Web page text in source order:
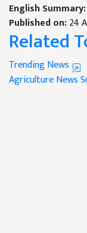
English Summary:
Published on:24
Related
Trending News
Agriculture News